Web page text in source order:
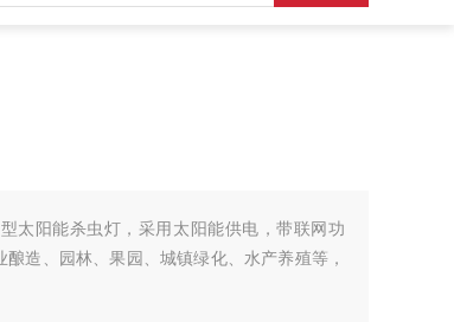
太阳能杀虫灯，采用太阳能供电，带联网功
造、园林、果园、城镇绿化、水产养殖等，